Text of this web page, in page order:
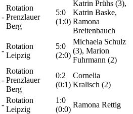
-
Rotation
Prenzlauer
Berg
5:0
(1:0)
Katrin Prühs (3),
Katrin Baske,
Ramona
Breitenbauch
-
Rotation
Leipzig
5:0
(2:0)
Michaela Schulz
(3), Marion
Fuhrmann (2)
-
Rotation
Prenzlauer
Berg
0:2
(0:1)
Cornelia
Kralisch (2)
-
Rotation
Leipzig
1:0
(0:0)
Ramona Rettig